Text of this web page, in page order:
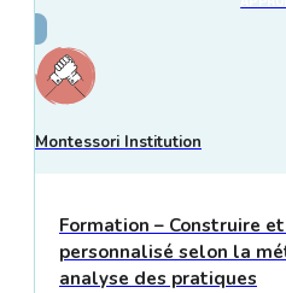
Montessori Institution
Formation – Construire
personnalisé selon la
analyse des pratiques